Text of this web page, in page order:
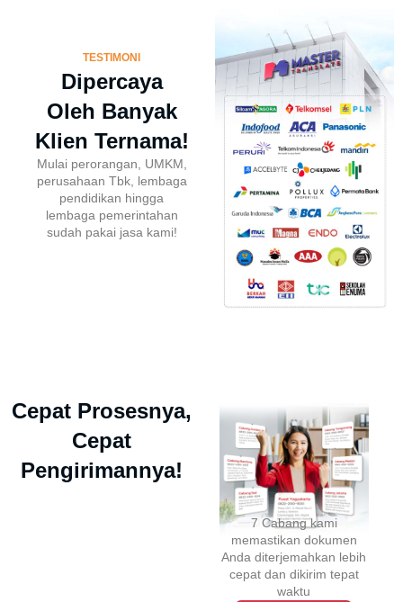
TESTIMONI
Dipercaya
Oleh Banyak
Klien Ternama!
Mulai perorangan, UMKM,
perusahaan Tbk, lembaga
pendidikan hingga
lembaga pemerintahan
sudah pakai jasa kami!
Cepat Prosesnya,
Cepat
Pengirimannya!
7 Cabang kami
memastikan dokumen
Anda diterjemahkan lebih
cepat dan dikirim tepat
waktu